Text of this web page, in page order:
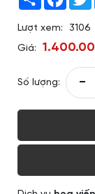
Lượt xem:
3106
Giá:
Số lượng: -